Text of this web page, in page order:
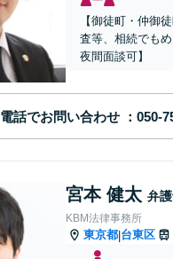
【御徒町・仲御
査等、相続でも
夜間面談可】
電話でお問い合わせ
宮本 健太 弁
KBM法律事務所
東京都|台東区